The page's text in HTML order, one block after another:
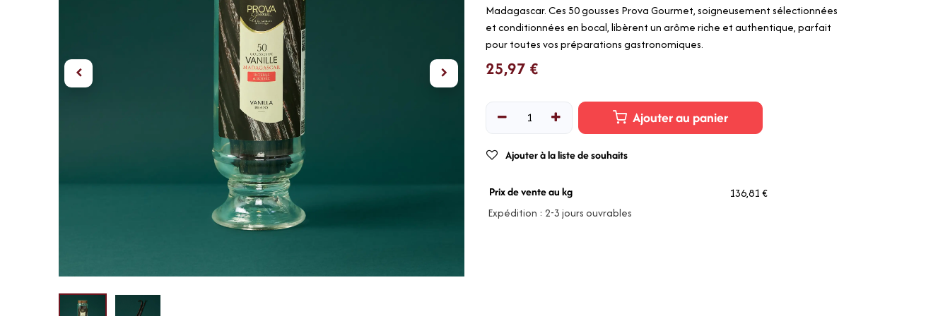
Madagascar. Ces 50 gousses Prova Gourmet, soigneusement sélectionnées
et conditionnées en bocal, libèrent un arôme riche et authentique, parfait
pour toutes vos préparations gastronomiques.
25,97 €
Ajouter au panier
Ajouter à la liste de souhaits
Prix de vente au kg
136,81 €
Expédition : 2-3 jours ouvrables